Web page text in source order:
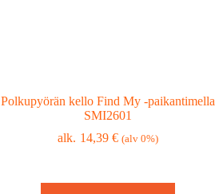
Polkupyörän kello Find My -paikantimella
SMI2601
14,39 € (alv 0%)